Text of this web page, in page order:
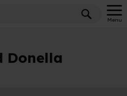
Menu
Donella